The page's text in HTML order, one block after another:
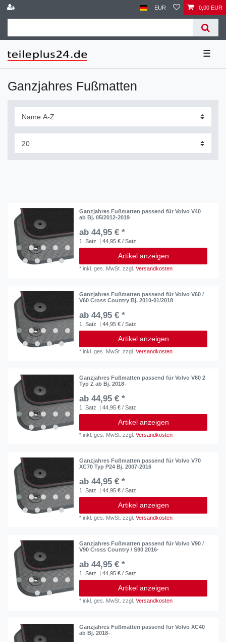
EUR 0,00 EUR
☰
Ganzjahres Fußmatten
Ganzjahres Fußmatten passend für Volvo V40
ab Bj. 05/2012-2019
ab 44,95 € *
1 Satz | 44,95 € / Satz
Artikel anzeigen
*inkl. ges. MwSt. zzgl.Versandkosten
Ganzjahres Fußmatten passend für Volvo V60 /
V60 Cross Country Bj. 2010-01/2018
ab 44,95 € *
1 Satz | 44,95 € / Satz
Artikel anzeigen
*inkl. ges. MwSt. zzgl.Versandkosten
Ganzjahres Fußmatten passend für Volvo V60 2
Typ Z ab Bj. 2018-
ab 44,95 € *
1 Satz | 44,95 € / Satz
Artikel anzeigen
*inkl. ges. MwSt. zzgl.Versandkosten
Ganzjahres Fußmatten passend für Volvo V70
XC70 Typ P24 Bj. 2007-2016
ab 44,95 € *
1 Satz | 44,95 € / Satz
Artikel anzeigen
*inkl. ges. MwSt. zzgl.Versandkosten
Ganzjahres Fußmatten passend für Volvo V90 /
V90 Cross Country / S90 2016-
ab 44,95 € *
1 Satz | 44,95 € / Satz
Artikel anzeigen
*inkl. ges. MwSt. zzgl.Versandkosten
Ganzjahres Fußmatten passend für Volvo XC40
ab Bj. 2018-